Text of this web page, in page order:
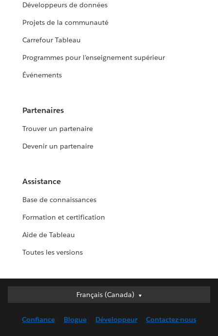
Développeurs de données
Projets de la communauté
Carrefour Tableau
Programmes pour l’enseignement supérieur
Événements
Partenaires
Trouver un partenaire
Devenir un partenaire
Assistance
Base de connaissances
Formation et certification
Aide de Tableau
Toutes les versions
Français (Canada)
Français (Canada)
English (UK)
Confiance Blogue Développeur Contactez-nous